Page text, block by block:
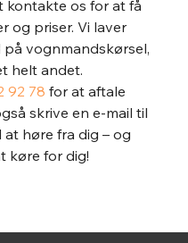
kontakte os for at få
og priser. Vi laver
vognmandskørsel,
helt andet.
92 78 for at aftale
skrive en e-mail til
at høre fra dig – og
køre for dig!